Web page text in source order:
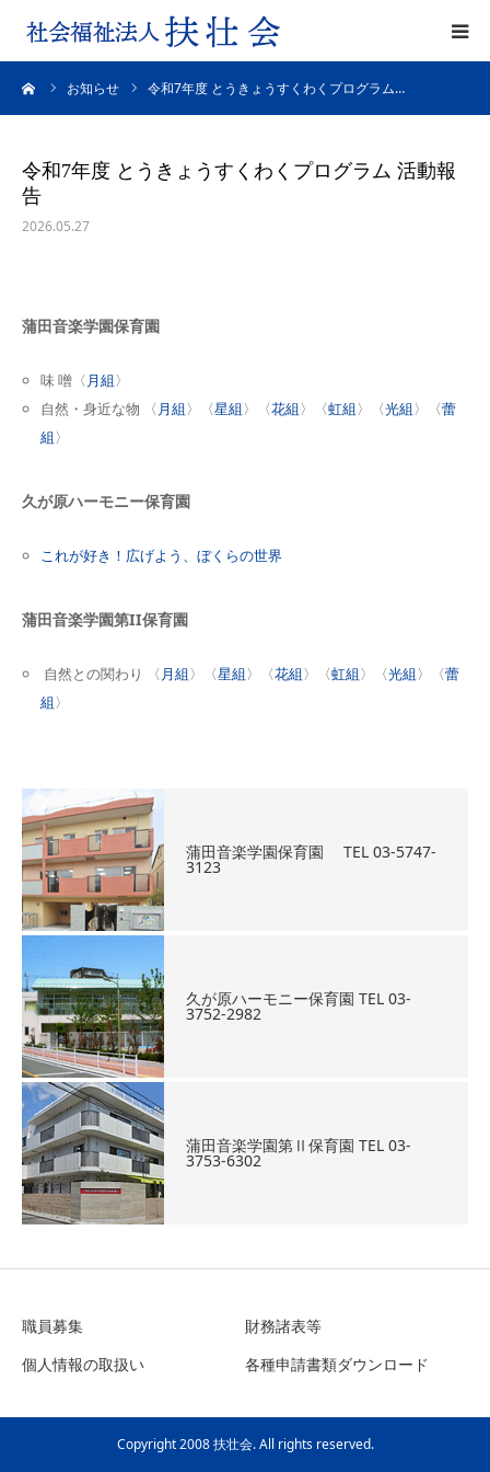
お知らせ 令和7年度 とうきょうすくわくプログラム…
令和7年度 とうきょうすくわくプログラム 活動報
告
2026.05.27
蒲田音楽学園保育園
味 噌〈 月組〉
自然・身近な物 〈 月組〉〈星組〉〈花組〉〈虹組〉〈光組〉〈蕾
組〉
久が原ハーモニー保育園
これが好き！広げよう、ぼくらの世界
蒲田音楽学園第II保育園
自然との関わり 〈 月組〉〈星組〉〈花組〉〈虹組〉〈光組〉〈蕾
組〉
蒲田音楽学園保育園 TEL 03-5747-
3123
久が原ハーモニー保育園 TEL 03-
3752-2982
蒲田音楽学園第Ⅱ保育園 TEL 03-
3753-6302
職員募集
財務諸表等
個人情報の取扱い
各種申請書類ダウンロード
Copyright 2008 扶壮会. All rights reserved.
園の理念
一日の様子
よくある質問